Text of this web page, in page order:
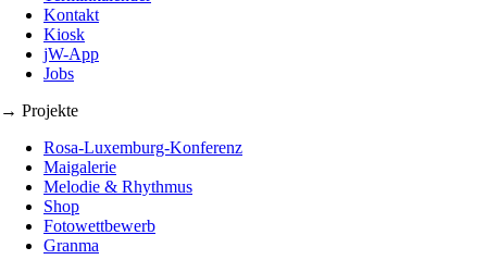
Kontakt
Kiosk
jW-App
Jobs
→ Projekte
Rosa-Luxemburg-Konferenz
Maigalerie
Melodie & Rhythmus
Shop
Fotowettbewerb
Granma